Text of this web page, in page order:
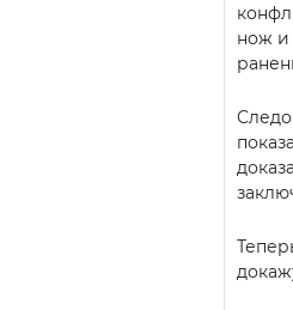
нож и